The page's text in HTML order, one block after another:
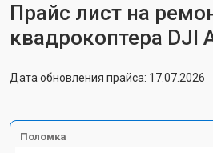
Прайс лист на
квадрокоптера DJI
Дата обновления прайса: 17.07.2026
Поломка